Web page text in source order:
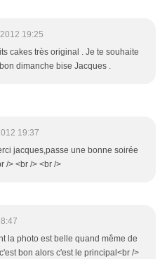
19:25
cakes très original . Je te souhaite
dimanche bise Jacques .
19:37
jacques,passe une bonne soirée
/> <br /> <br />
la photo est belle quand même de
bon alors c'est le principal<br />